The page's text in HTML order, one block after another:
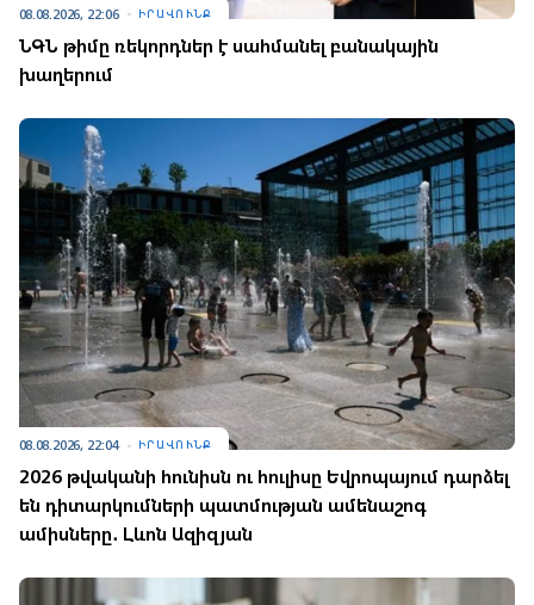
08.08.2026, 22:06 ԻՐԱՎՈՒՆՔ
ՆԳՆ թիմը ռեկորդներ է սահմանել բանակային
խաղերում
08.08.2026, 22:04 ԻՐԱՎՈՒՆՔ
2026 թվականի հունիսն ու հուլիսը Եվրոպայում դարձել
են դիտարկումների պատմության ամենաշոգ
ամիսները․ Լևոն Ազիզյան